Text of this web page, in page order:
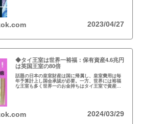
2023/04/27
◆タイ王室は世界一裕福：保有資産4.6兆円
は英国王室の80倍
話題の日本の皇室財産は国に帰属し、皇室費用は毎
年予算計上し国会承認が必要。一方、世界には裕福
な王室も多く世界一のお金持ちはタイ王室で資産は
2024/03/29